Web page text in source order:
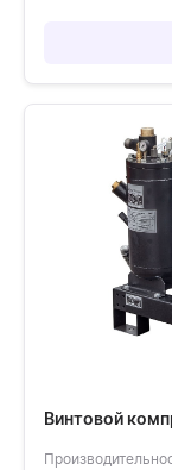
Винтовой